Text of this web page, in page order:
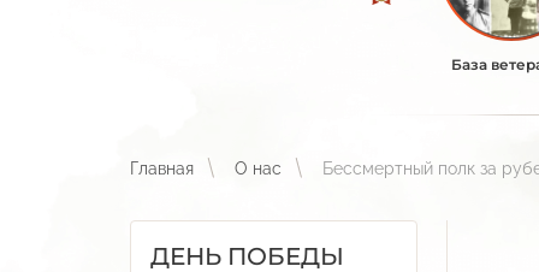
База
Главная О нас Бессмертный полк за
ДЕНЬ ПОБЕДЫ